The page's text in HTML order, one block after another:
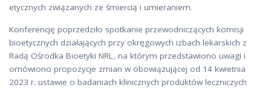
etycznych związanych ze śmiercią i umieraniem.
Konferencję poprzedziło spotkanie przewodniczących komisji
bioetycznych działających przy okręgowych izbach lekarskich z
Radą Ośrodka Bioetyki NRL, na którym przedstawiono uwagi i
omówiono propozycje zmian w obowiązującej od 14 kwietnia
2023 r. ustawie o badaniach klinicznych produktów leczniczych